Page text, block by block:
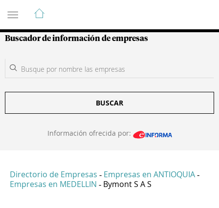
Guía de Empresas Colombianas
Buscador de información de empresas
BUSCAR
Información ofrecida por:
Directorio de Empresas - Empresas en ANTIOQUIA -
Empresas en MEDELLIN - Bymont S A S